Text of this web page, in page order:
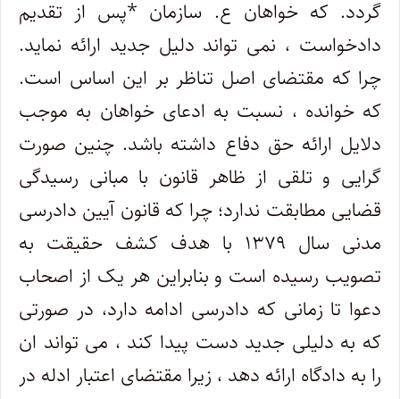
گردد. که خواهان ع. سازمان *پس از تقدیم
دادخواست ، نمی تواند دلیل جدید ارائه نماید.
چرا که مقتضای اصل تناظر بر این اساس است.
که خوانده ، نسبت به ادعای خواهان به موجب
دلایل ارائه حق دفاع داشته باشد. چنین صورت
گرایی و تلقی از ظاهر قانون با مبانی رسیدگی
قضایی مطابقت ندارد؛ چرا که قانون آیین دادرسی
مدنی سال ۱۳۷۹ با هدف کشف حقیقت به
تصویب رسیده است و بنابراین هر یک از اصحاب
دعوا تا زمانی که دادرسی ادامه دارد، در صورتی
که به دلیلی جدید دست پیدا کند ، می تواند ان
را به دادگاه ارائه دهد ، زیرا مقتضای اعتبار ادله در